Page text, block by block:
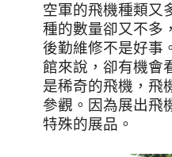
空軍的飛機種類又
種的數量卻又不多
後勤維修不是好事
館來說，卻有機會
是稀奇的飛機，飛
參觀。 因為展出飛
特殊的展品。